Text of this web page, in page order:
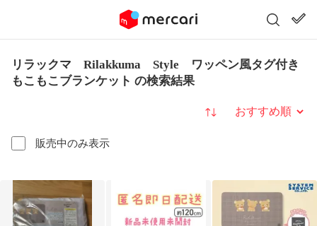
リラックマ Rilakkuma Style ワッペン風タグ付き
もこもこブランケット の検索結果
販売中のみ表示
並び替え